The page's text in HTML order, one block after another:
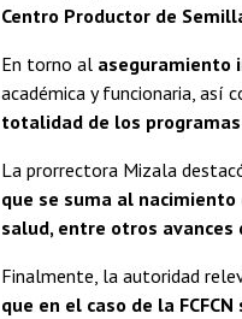
Centro Productor de
En torno al aseguramiento
académica y funcionaria, así
totalidad de los
La prorrectora Mizala
que se suma al
salud, entre otros avances
Finalmente, la autoridad
que en el caso de la